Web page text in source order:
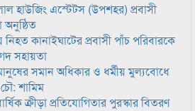
হাউজিং এস্টেটস (উপশহর) প্রবাসী
কানাইঘাটের প্রবাসী পাঁচ পরিবারকে
সহায়তা
সমান অধিকার ও ধর্মীয় মুল্যবোধে
শামিম
ক্রীড়া প্রতিযোগিতার পুরস্কার বিতরণ